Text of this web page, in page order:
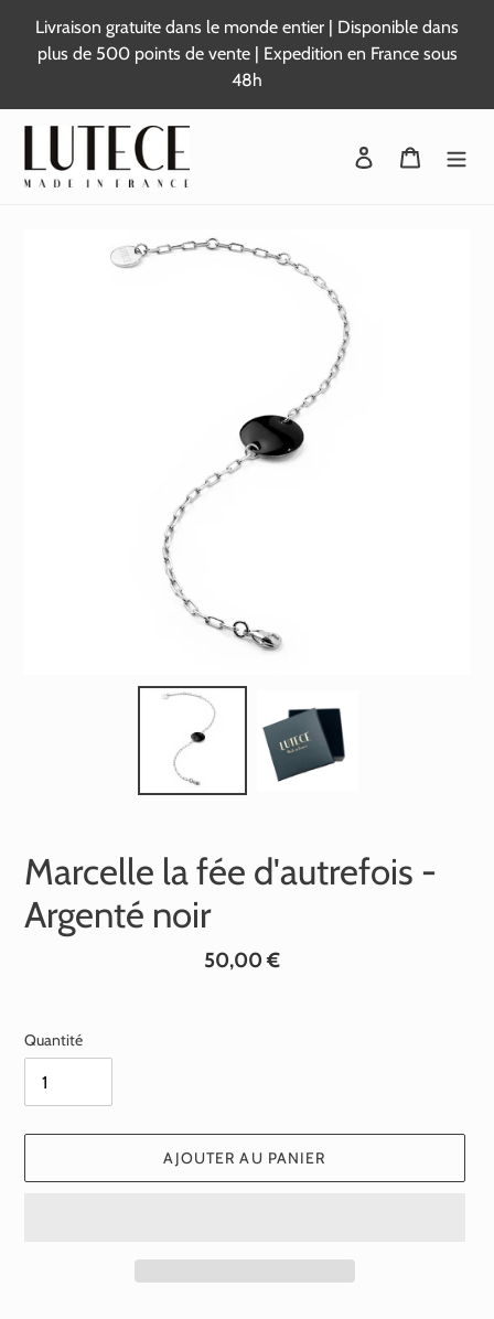
contenu
Livraison gratuite dans le monde entier | Disponible dans
plus de 500 points de vente | Expedition en France sous
48h
Se connecter
Panier
Marcelle la fée d'autrefois -
Argenté noir
Prix
50,00 €
Quantité
AJOUTER AU PANIER